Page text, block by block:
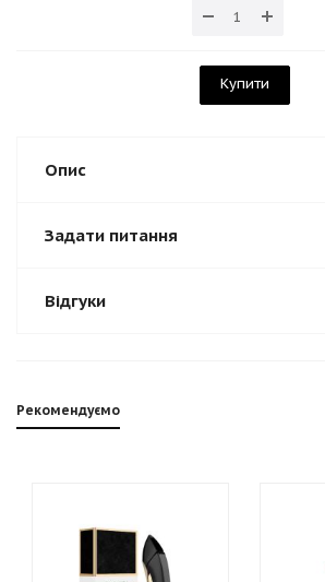
Купити
Опис
Задати питання
Відгуки
Рекомендуємо